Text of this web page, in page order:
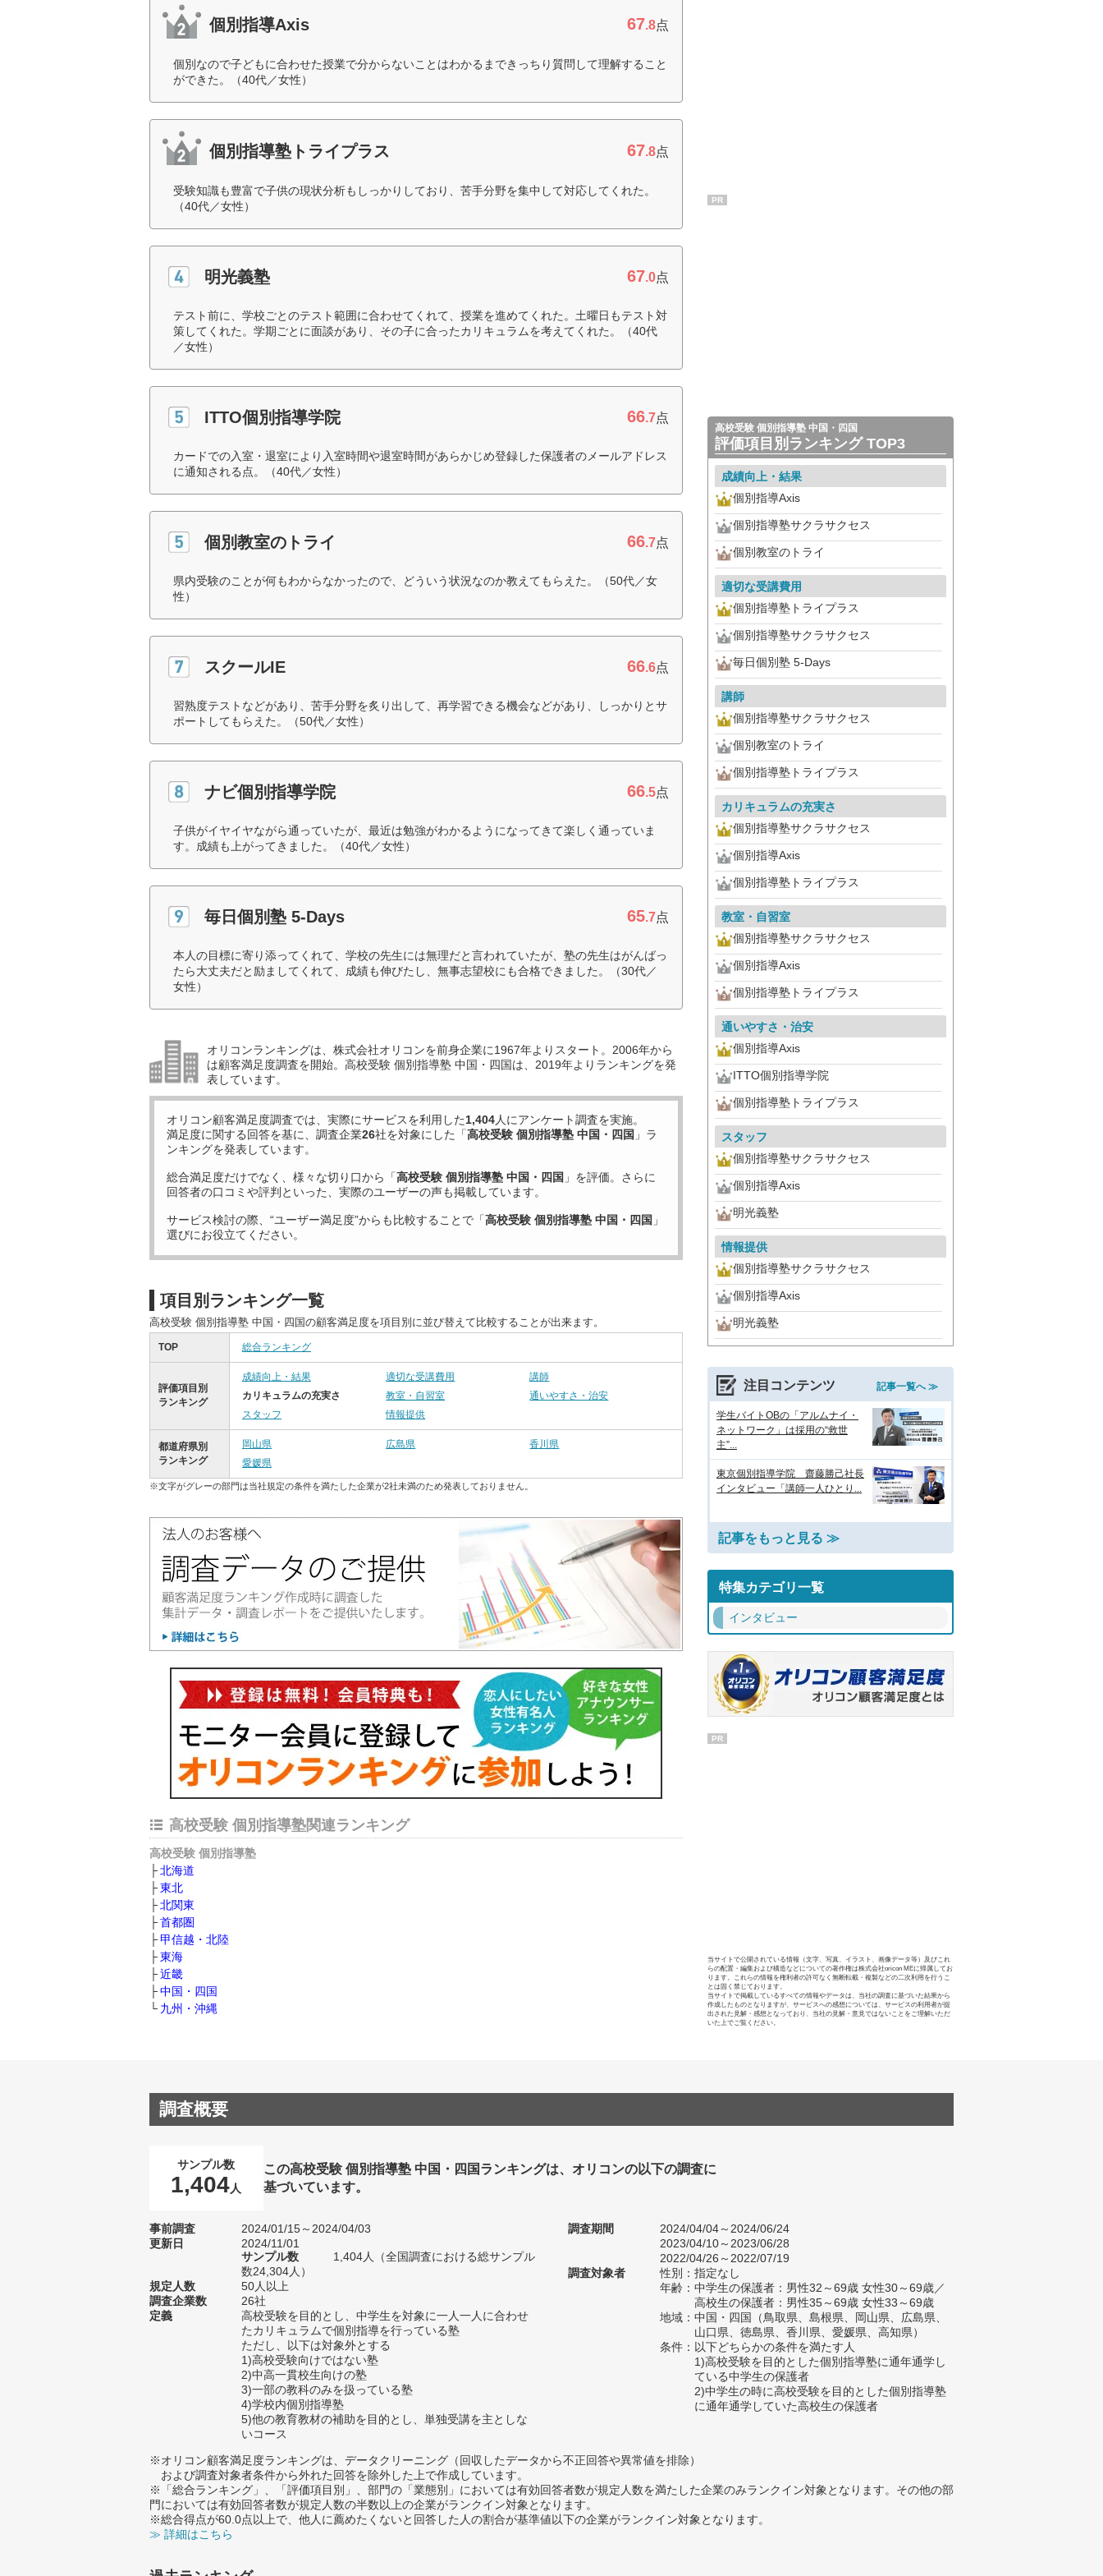
個別指導Axis 67.8点
個別なので子どもに合わせた授業で分からないことはわかるまできっちり質問して理解すること
ができた。（40代／女性）
個別指導塾トライプラス 67.8点
受験知識も豊富で子供の現状分析もしっかりしており、苦手分野を集中して対応してくれた。
（40代／女性）
明光義塾 67.0点
テスト前に、学校ごとのテスト範囲に合わせてくれて、授業を進めてくれた。土曜日もテスト対
策してくれた。学期ごとに面談があり、その子に合ったカリキュラムを考えてくれた。（40代
／女性）
ITTO個別指導学院 66.7点
カードでの入室・退室により入室時間や退室時間があらかじめ登録した保護者のメールアドレス
に通知される点。（40代／女性）
個別教室のトライ 66.7点
県内受験のことが何もわからなかったので、どういう状況なのか教えてもらえた。（50代／女
性）
スクールIE 66.6点
習熟度テストなどがあり、苦手分野を炙り出して、再学習できる機会などがあり、しっかりとサ
ポートしてもらえた。（50代／女性）
ナビ個別指導学院 66.5点
子供がイヤイヤながら通っていたが、最近は勉強がわかるようになってきて楽しく通っていま
す。成績も上がってきました。（40代／女性）
毎日個別塾 5-Days 65.7点
本人の目標に寄り添ってくれて、学校の先生には無理だと言われていたが、塾の先生はがんばっ
たら大丈夫だと励ましてくれて、成績も伸びたし、無事志望校にも合格できました。（30代／
女性）
オリコンランキングは、株式会社オリコンを前身企業に1967年よりスタート。2006年から
は顧客満足度調査を開始。高校受験 個別指導塾 中国・四国は、2019年よりランキングを発
表しています。
オリコン顧客満足度調査では、実際にサービスを利用した1,404人にアンケート調査を実施。
満足度に関する回答を基に、調査企業26社を対象にした「高校受験 個別指導塾 中国・四国 」ラ
ンキングを発表しています。
総合満足度だけでなく、様々な切り口から「高校受験 個別指導塾 中国・四国 」を評価。さらに
回答者の口コミや評判といった、実際のユーザーの声も掲載しています。
サービス検討の際、“ユーザー満足度”からも比較することで「高校受験 個別指導塾 中国・四国 」
選びにお役立てください。
項目別ランキング一覧
高校受験 個別指導塾 中国・四国の顧客満足度を項目別に並び替えて比較することが出来ます。
TOP 総合ランキング
評価項目別
ランキング
成績向上・結果 適切な受講費用
講師
カリキュラムの充実さ
教室・自習室
通いやすさ・治安
スタッフ
情報提供
都道府県別
ランキング
岡山県 広島県
香川県
愛媛県
※文字がグレーの部門は当社規定の条件を満たした企業が2社未満のため発表しておりません。
高校受験 個別指導塾関連ランキング
高校受験 個別指導塾
北海道
東北
北関東
首都圏
甲信越・北陸
東海
近畿
中国・四国
九州・沖縄
PR
高校受験 個別指導塾 中国・四国
評価項目別ランキング TOP3
成績向上・結果
個別指導Axis
個別指導塾サクラサクセス
個別教室のトライ
適切な受講費用
個別指導塾トライプラス
個別指導塾サクラサクセス
毎日個別塾 5-Days
講師
個別指導塾サクラサクセス
個別教室のトライ
個別指導塾トライプラス
カリキュラムの充実さ
個別指導塾サクラサクセス
個別指導Axis
個別指導塾トライプラス
教室・自習室
個別指導塾サクラサクセス
個別指導Axis
個別指導塾トライプラス
通いやすさ・治安
個別指導Axis
ITTO個別指導学院
個別指導塾トライプラス
スタッフ
個別指導塾サクラサクセス
個別指導Axis
明光義塾
情報提供
個別指導塾サクラサクセス
個別指導Axis
明光義塾
注目コンテンツ 記事一覧へ ≫
学生バイトOBの「アルムナイ・
ネットワーク」は採用の“救世
主”...
東京個別指導学院 齋藤勝己社長
インタビュー「講師一人ひとり...
記事をもっと見る ≫
特集カテゴリ一覧
インタビュー
PR
当サイトで公開されている情報（文字、写真、イラスト、画像データ等）及びこれ
らの配置・編集および構造などについての著作権は株式会社oricon MEに帰属してお
ります。これらの情報を権利者の許可なく無断転載・複製などの二次利用を行うこ
とは固く禁じております。
当サイトで掲載しているすべての情報やデータは、当社の調査に基づいた結果から
作成したものとなりますが、サービスへの感想については、サービスの利用者が提
出された見解・感想となっており、当社の見解・意見ではないことをご理解いただ
いた上でご覧ください。
調査概要
サンプル数
1,404人
この高校受験 個別指導塾 中国・四国ランキングは、オリコンの以下の調査に
基づいています。
事前調査
2024/01/15～2024/04/03
更新日
2024/11/01
サンプル数
1,404人（全国調査における総サンプル
数24,304人）
規定人数
50人以上
調査企業数
26社
定義
高校受験を目的とし、中学生を対象に一人一人に合わせ
たカリキュラムで個別指導を行っている塾
ただし、以下は対象外とする
1)高校受験向けではない塾
2)中高一貫校生向けの塾
3)一部の教科のみを扱っている塾
4)学校内個別指導塾
5)他の教育教材の補助を目的とし、単独受講を主としな
いコース
調査期間
2024/04/04～2024/06/24
2023/04/10～2023/06/28
2022/04/26～2022/07/19
調査対象者
性別：指定なし
年齢：中学生の保護者：男性32～69歳 女性30～69歳／
高校生の保護者：男性35～69歳 女性33～69歳
地域：中国・四国（鳥取県、島根県、岡山県、広島県、
山口県、徳島県、香川県、愛媛県、高知県）
条件：以下どちらかの条件を満たす人
1)高校受験を目的とした個別指導塾に通年通学し
ている中学生の保護者
2)中学生の時に高校受験を目的とした個別指導塾
に通年通学していた高校生の保護者
※オリコン顧客満足度ランキングは、データクリーニング（回収したデータから不正回答や異常値を排除）
および調査対象者条件から外れた回答を除外した上で作成しています。
※「総合ランキング」、「評価項目別」、部門の「業態別」においては有効回答者数が規定人数を満たした企業のみランクイン対象となります。その他の部
門においては有効回答者数が規定人数の半数以上の企業がランクイン対象となります。
※総合得点が60.0点以上で、他人に薦めたくないと回答した人の割合が基準値以下の企業がランクイン対象となります。
≫ 詳細はこちら